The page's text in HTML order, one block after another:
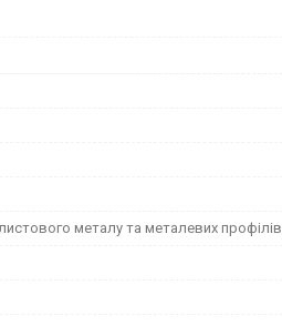
металу та металевих профілів